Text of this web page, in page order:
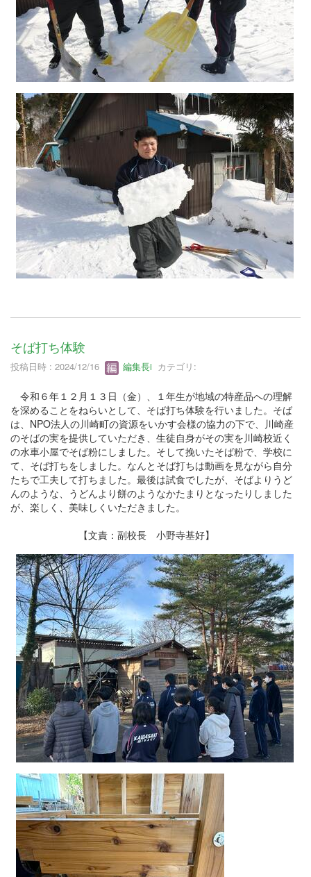
そば打ち体験
投稿日時 : 2024/12/16 編集長i カテゴリ:
令和６年１２月１３日（金）、１年生が地域の特産品への理解
を深めることをねらいとして、そば打ち体験を行いました。そば
は、NPO法人の川崎町の資源をいかす会様の協力の下で、川崎産
のそばの実を提供していただき、生徒自身がその実を川崎校近く
の水車小屋でそば粉にしました。そして挽いたそば粉で、学校に
て、そば打ちをしました。なんとそば打ちは動画を見ながら自分
たちで工夫して打ちました。最後は試食でしたが、そばよりうど
んのような、うどんより餅のようなかたまりとなったりしました
が、楽しく、美味しくいただきました。
【文責：副校長 小野寺基好】